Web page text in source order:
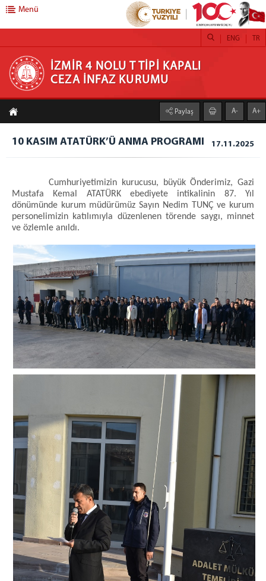
İZMİR 4 NOLU T TİPİ KAPALI CEZA İNFAZ
KURUMU
KURUMUMUZ
HAKKIMIZDA
BİRİMLER
İNFAZ ve KORUMA BAŞMEMURLUĞU
İNFAZ KALEMİ
EMANET PARA ve EMANET EŞYA
BİLGİ İŞLEM
MEKTUP OKUMA
SERVİSLER
EĞİTİM ÖĞRETİM SERVİSİ
PSİKO-SOSYAL SERVİS
MANEVİ REHBERLİK
GÖREVDE YÜKSELEN PERSONELLERE YEMEK
ORGANİZASYONU
8 MART KADINLAR GÜNÜ
18 MART ÇANAKKALE ZAFERİ ve ŞEHİTLERİ ANMA
GÜNÜ
REGAİP, MİRAÇ ve BERAT KANDİLLERİ KUTLAMA
PROGRAMI
KÜTÜPHANELER HAFTASI KUTLAMA ETKİNLİĞİ
KADİR GECESİ KUTLAMA PROGRAMI
İŞYURTLARI
EL İŞİ ATÖLYESİ
Menü
İZMİR 4 NOLU T TİPİ KAPALI
CEZA İNFAZ KURUMU
TR
ENG
Paylaş A- A+
10 KASIM ATATÜRK’Ü ANMA PROGRAMI 17.11.2025
Cumhuriyetimizin kurucusu, büyük Önderimiz, Gazi
Mustafa Kemal ATATÜRK ebediyete intikalinin 87. Yıl
dönümünde kurum müdürümüz Sayın Nedim TUNÇ ve kurum
personelimizin katılımıyla düzenlenen törende saygı, minnet
ve özlemle anıldı.